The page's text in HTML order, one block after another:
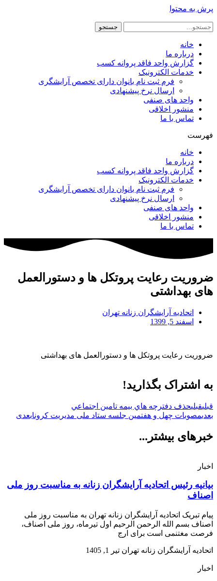
پرش به محتوا
جستجو
خانه
درباره ما
گزارش واحد فاقد پروانه کسب
خدمات الکترونیک
فرم ثبت نام بانوان دارای تخصص آرایشگری
ارسال نرخ پیشنهادی
واحد های صنفی
منشور اخلاقی
تماس با ما
فهرست
خانه
درباره ما
گزارش واحد فاقد پروانه کسب
خدمات الکترونیک
فرم ثبت نام بانوان دارای تخصص آرایشگری
ارسال نرخ پیشنهادی
واحد های صنفی
منشور اخلاقی
تماس با ما
ضروریت رعایت پروتکل ها و دستورالعمل
های بهداشتی
اتحادیه آرایشگران زنانه تهران
اسفند 5, 1399
ضروریت رعایت پروتکل ها و دستورالعمل های بهداشتی
به اشتراک بگذارید!
قبلیقبلیحذف دفترچه هاي بيمه تامين اجتماعي
بعدیمصوبات چهل و هفتمین جلسه ستاد ملی مدیریت کرونابعدی
خبرهای بیشتر...
اخبار
بیانیه رئیس اتحادیه آرایشگران زنانه به مناسبت روز ملی
اصناف
پیام تبریک اتحادیه آرایشگران زنانه تهران به مناسبت روز ملی
اصناف بسم الله الرحمن الرحیم اول تیرماه، روز ملی اصناف،
فرصت مغتنمی است برای ارج
اتحادیه آرایشگران زنانه تهران تیر 1, 1405
اخبار